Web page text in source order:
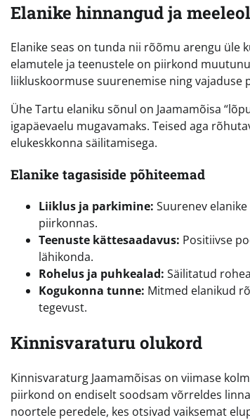
Elanike hinnangud ja
Elanike seas on tunda nii rõõmu arengu
elamutele ja teenustele on piirkond
liikluskoormuse suurenemise ning vajaduse
Ühe Tartu elaniku sõnul on Jaamamõisa
igapäevaelu mugavamaks. Teised aga
elukeskkonna säilitamisega.
Elanike tagasiside põhiteemad
Liiklus ja parkimine: Suurenev
piirkonnas.
Teenuste kättesaadavus: Positiivse
lähikonda.
Rohelus ja puhkealad: Säilitatud
Kogukonna tunne: Mitmed elanikud
tegevust.
Kinnisvaraturu olukord
Kinnisvaraturg Jaamamõisas on viimase
piirkond on endiselt soodsam võrreldes
noortele peredele, kes otsivad vaiksemat